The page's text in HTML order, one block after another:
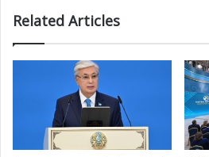
Related Articles